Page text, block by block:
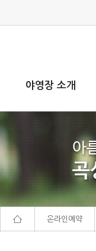
야영장 소개
온라인예약